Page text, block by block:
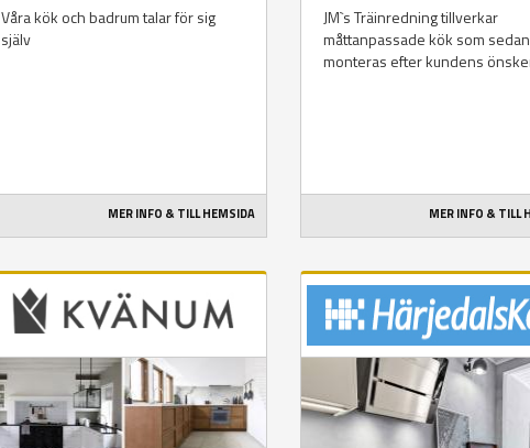
Våra kök och badrum talar för sig
själv
MER INFO & TILL HEMSIDA
JM`s Träinredning tillverkar
måttanpassade kök som sedan
monteras efter kundens
MER INFO & TILL